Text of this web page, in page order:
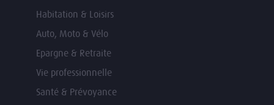
Habitation & Loisirs
Auto, Moto & Vélo
Epargne & Retraite
Vie professionnelle
Santé & Prévoyance